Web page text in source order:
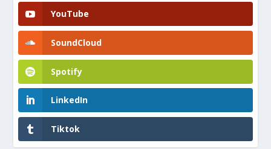
YouTube
SoundCloud
Spotify
LinkedIn
Tiktok